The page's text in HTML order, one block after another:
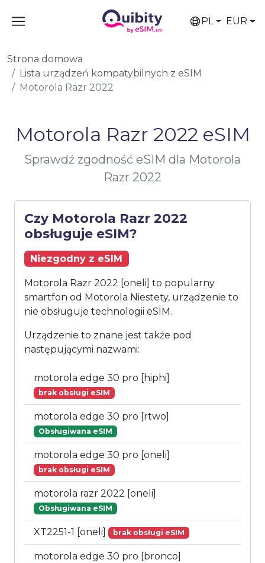
PL EUR
Strona domowa
Lista urządzeń kompatybilnych z eSIM
Motorola Razr 2022
Motorola Razr 2022 eSIM
Sprawdź zgodność eSIM dla Motorola
Razr 2022
Czy Motorola Razr 2022
obsługuje eSIM?
Niezgodny z eSIM
Motorola Razr 2022 [oneli] to popularny
smartfon od Motorola Niestety, urządzenie to
nie obsługuje technologii eSIM.
Urządzenie to znane jest także pod
następującymi nazwami:
motorola edge 30 pro [hiphi]
brak obsługi eSIM
motorola edge 30 pro [rtwo]
Obsługiwana eSIM
motorola edge 30 pro [oneli]
brak obsługi eSIM
motorola razr 2022 [oneli]
Obsługiwana eSIM
XT2251-1 [oneli] brak obsługi eSIM
motorola edge 30 pro [bronco]